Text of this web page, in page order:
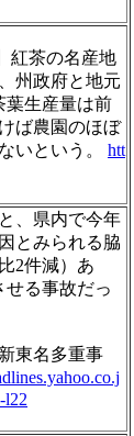
紅茶の名産地
州政府と地元
葉生産量は前
ば農園のほぼ
いという。 htt
、県内で今年
とみられる脇
2件減）あ
せる事故だっ
東名多重事
l22